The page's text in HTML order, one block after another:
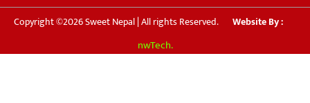
Copyright ©2026 Sweet Nepal | All rights Reserved. Website By :
nwTech.